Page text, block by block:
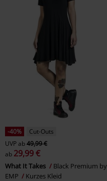
-40%
Cut-Outs
UVPab49,99 €
ab 29,99 €
What It Takes
Black Premium by
EMP
Kurzes Kleid